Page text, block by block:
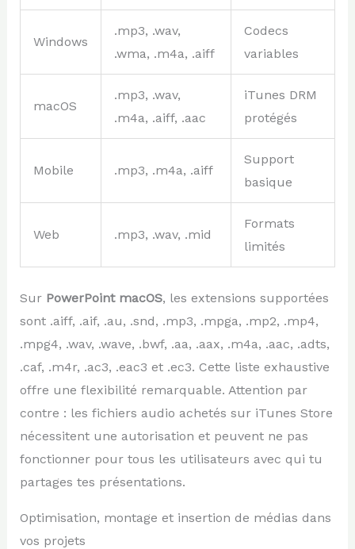
Windows
.mp3, .wav,
.wma, .m4a, .aiff
Codecs
variables
macOS
.mp3, .wav,
.m4a, .aiff, .aac
iTunes DRM
protégés
Mobile .mp3, .m4a, .aiff
Support
basique
Web .mp3, .wav, .mid
Formats
limités
Sur PowerPoint macOS, les extensions supportées
sont .aiff, .aif, .au, .snd, .mp3, .mpga, .mp2, .mp4,
.mpg4, .wav, .wave, .bwf, .aa, .aax, .m4a, .aac, .adts,
.caf, .m4r, .ac3, .eac3 et .ec3. Cette liste exhaustive
offre une flexibilité remarquable. Attention par
contre : les fichiers audio achetés sur iTunes Store
nécessitent une autorisation et peuvent ne pas
fonctionner pour tous les utilisateurs avec qui tu
partages tes présentations.
Optimisation, montage et insertion de médias dans
vos projets